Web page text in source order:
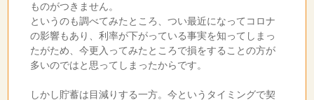
ものがつきません。
というのも調べてみたところ、つい最近になってコロナ
の影響もあり、利率が下がっている事実を知ってしまっ
たがため、今更入ってみたところで損をすることの方が
多いのではと思ってしまったからです。
しかし貯蓄は目減りする一方。今というタイミングで契